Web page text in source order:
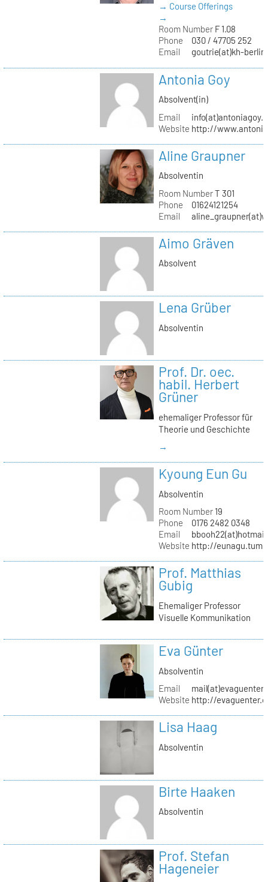
→ Course Offerings
→
Room NumberF 1.08
Phone
030 / 47705 252
Email
goutrie(at)kh-
Antonia Goy
Absolvent(in)
Email
Website http://
Aline Graupner
Absolventin
Room NumberT 301
Phone
01624121254
Email
Aimo Gräven
Absolvent
Lena Grüber
Absolventin
Prof. Dr. oec.
habil. Herbert
Grüner
ehemaliger Professor für
Theorie und Geschichte
→
Kyoung Eun Gu
Absolventin
Room Number19
Phone
0176 2482 0348
Email
Website http://
Prof. Matthias
Gubig
Ehemaliger Professor
Visuelle Kommunikation
Eva Günter
Absolventin
Email
Website http://
Lisa Haag
Absolventin
Birte Haaken
Absolventin
Prof. Stefan
Hageneier